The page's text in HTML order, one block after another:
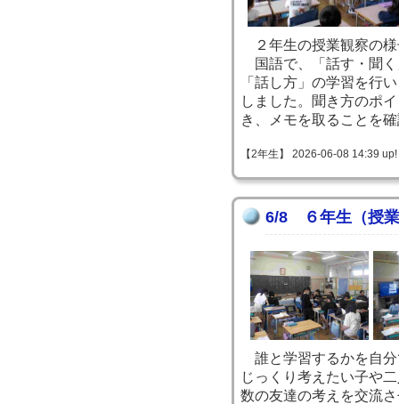
２年生の授業観察の様
国語で、「話す・聞く
「話し方」の学習を行
しました。聞き方のポ
き、メモを取ることを
【2年生】 2026-06-08 14:39 up!
6/8 ６年生（授
誰と学習するかを自分
じっくり考えたい子や
数の友達の考えを交流